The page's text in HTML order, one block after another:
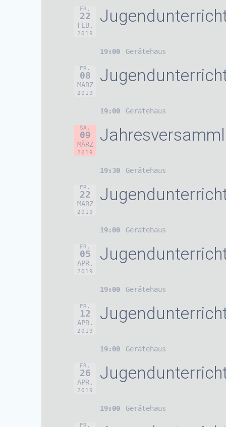
FR.
22
FEB.
2019
19:00 Gerätehaus
FR.
08
MÄRZ
2019
19:00 Gerätehaus
SA.
09
MÄRZ
2019
19:30 Gerätehaus
FR.
22
MÄRZ
2019
19:00 Gerätehaus
FR.
05
APR.
2019
19:00 Gerätehaus
FR.
12
APR.
2019
19:00 Gerätehaus
FR.
26
APR.
2019
19:00 Gerätehaus
FR.